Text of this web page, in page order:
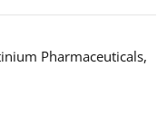
Pharmaceuticals,